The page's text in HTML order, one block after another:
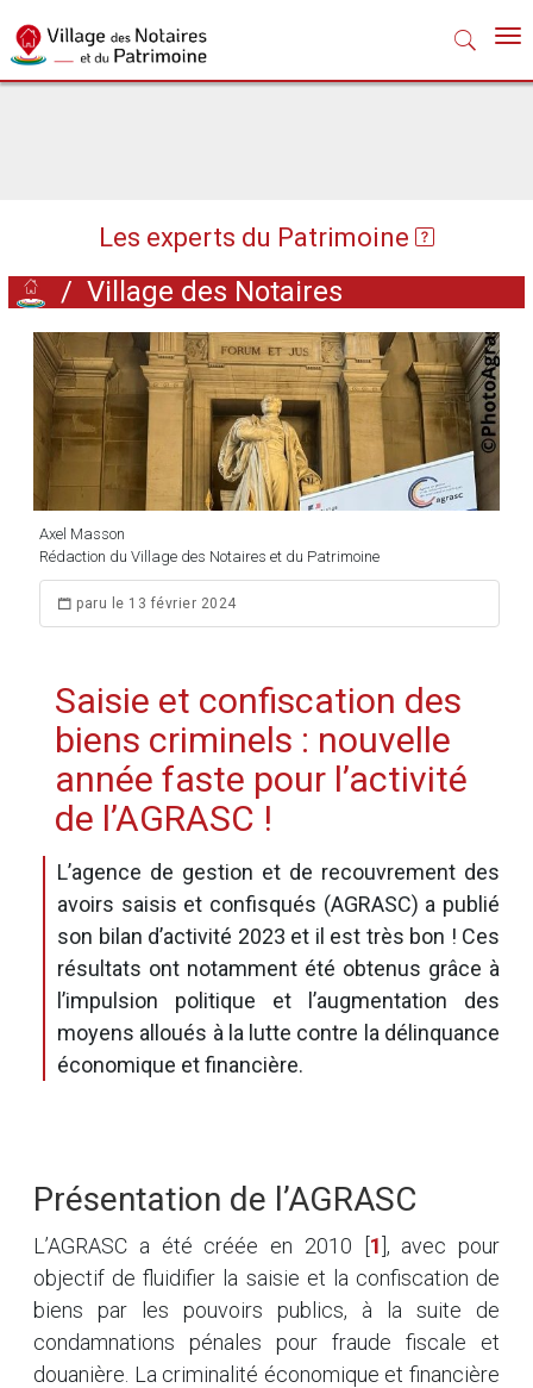
Les experts du Patrimoine
/ Village des Notaires
Axel Masson
Rédaction du Village des Notaires et du Patrimoine
paru le 13 février 2024
Saisie et confiscation des
biens criminels : nouvelle
année faste pour l’activité
de l’AGRASC !
L’agence de gestion et de recouvrement des
avoirs saisis et confisqués (AGRASC) a publié
son bilan d’activité 2023 et il est très bon ! Ces
résultats ont notamment été obtenus grâce à
l’impulsion politique et l’augmentation des
moyens alloués à la lutte contre la délinquance
économique et financière.
Présentation de l’AGRASC
L’AGRASC a été créée en 2010 1 , avec pour
objectif de fluidifier la saisie et la confiscation de
biens par les pouvoirs publics, à la suite de
condamnations pénales pour fraude fiscale et
douanière. La criminalité économique et financière